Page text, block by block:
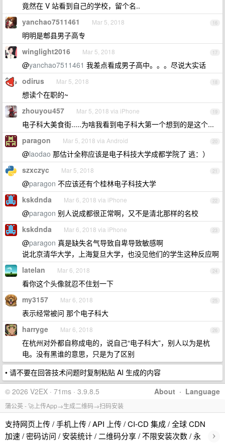
竟然在 V 站看到自己的学校，留个名..
16
yanchao7511461 Mar 5, 2018
明明是郫县男子高专
17
winglight2016 Mar 5, 2018
@yanchao7511461 我差点看成男子高中。。。尽说大实话
18
odirus Mar 5, 2018
想读个在职的~
19
zhouyou457 Mar 5, 2018 via iPhone
电子科大美食街.....为啥我看到电子科大第一个想到的是这个...
20
paragon Mar 5, 2018 via Android
@laodao 那估计全称应该是电子科技大学成都学院了 逃：）
21
szxczyc Mar 5, 2018
@paragon 不应该还有个桂林电子科技大学
22
kskdnda Mar 6, 2018 via iPhone
@paragon 别人说成都很正常啊，又不是清北那样的名校
23
kskdnda Mar 6, 2018 via iPhone
@paragon 真是缺失名气导致自卑导致敏感啊
说北京清华大学，上海复旦大学，也没见他们的学生这种反应啊
24
latelan Mar 6, 2018
看你这个头像就忍不住划一下
25
my3157 Mar 6, 2018
表示经常被问 那个电子科大
26
harryge Mar 6, 2018
在杭州对外都自称成电的，说自己“电子科大”，别人以为是杭
电。没有黑谁的意思，只是为了区别
• 请不要在回答技术问题时复制粘贴 AI 生成的内容
About · Language
© 2026 V2EX · 71ms · 3.9.8.5
蒲公英 - 🚀上传App→生成二维码→扫码安装
支持网页上传 / 手机上传 / API 上传 / CI-CD 集成 / 全球 CDN
加速 / 密码访问 / 安装统计 / 二维码分享 / 不限安装次数 / 永
›